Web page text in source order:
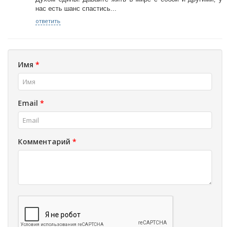
нас есть шанс спастись...
ответить
Имя *
Email *
Комментарий *